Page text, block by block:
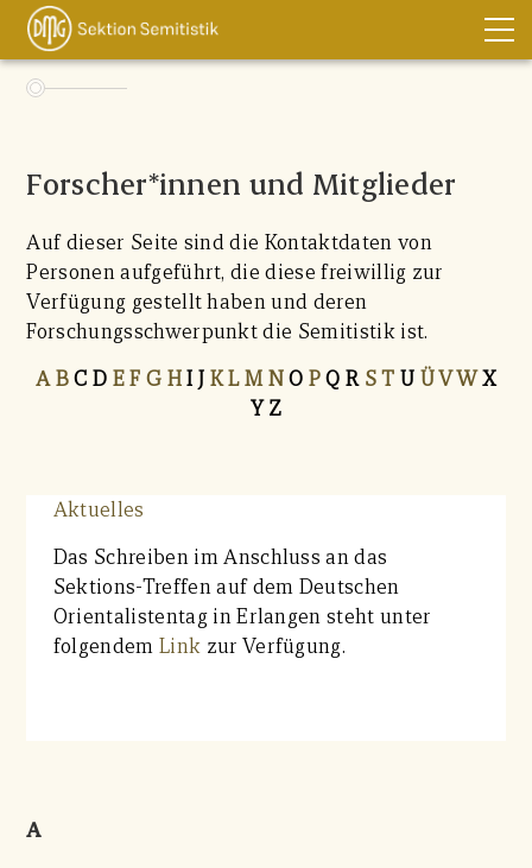
DMG
Aktuelles
Sprecher
Institute
Forscher*innen
Mitgliedschaft
Impressum
Kontakt
Forscher*innen und Mitglieder
Auf dieser Seite sind die Kontaktdaten von
Personen aufgeführt, die diese freiwillig zur
Verfügung gestellt haben und deren
Forschungsschwerpunkt die Semitistik ist.
A BC D E F G HI J K L M NO PQ R S T U ÜVWX
Y Z
Aktuelles
Das Schreiben im Anschluss an das
Sektions-Treffen auf dem Deutschen
Orientalistentag in Erlangen steht unter
folgendem Link zur Verfügung.
A